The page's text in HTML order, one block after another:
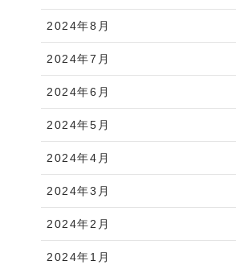
2024年8月
2024年7月
2024年6月
2024年5月
2024年4月
2024年3月
2024年2月
2024年1月